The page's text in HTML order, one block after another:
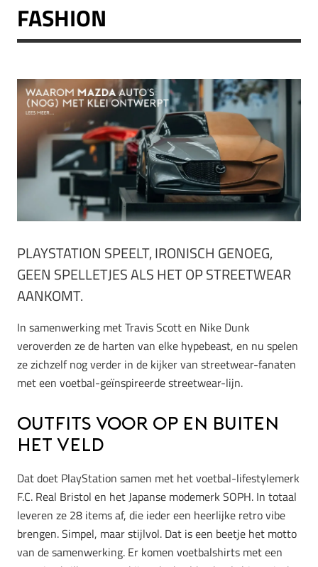
FASHION
PLAYSTATION SPEELT, IRONISCH GENOEG,
GEEN SPELLETJES ALS HET OP STREETWEAR
AANKOMT.
In samenwerking met Travis Scott en Nike Dunk
veroverden ze de harten van elke hypebeast, en nu spelen
ze zichzelf nog verder in de kijker van streetwear-fanaten
met een voetbal-geïnspireerde streetwear-lijn.
Outfits voor op en buiten
het veld
Dat doet PlayStation samen met het voetbal-lifestylemerk
F.C. Real Bristol en het Japanse modemerk SOPH. In totaal
leveren ze 28 items af, die ieder een heerlijke retro vibe
brengen. Simpel, maar stijlvol. Dat is een beetje het motto
van de samenwerking. Er komen voetbalshirts met een